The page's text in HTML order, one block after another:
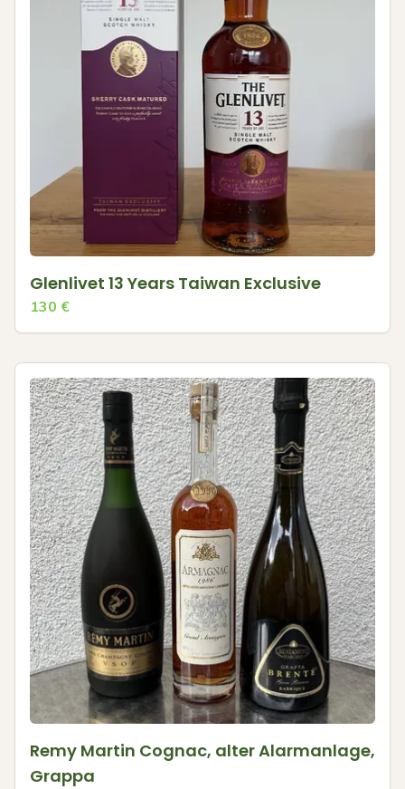
Glenlivet 13 Years Taiwan Exclusive
130 €
Remy Martin Cognac, alter Alarmanlage,
Grappa